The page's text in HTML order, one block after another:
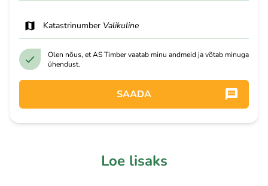
Katastrinumber Valikuline
Olen nõus, et AS Timber vaatab minu andmeid ja võtab minuga
ühendust.
SAADA
Loe lisaks